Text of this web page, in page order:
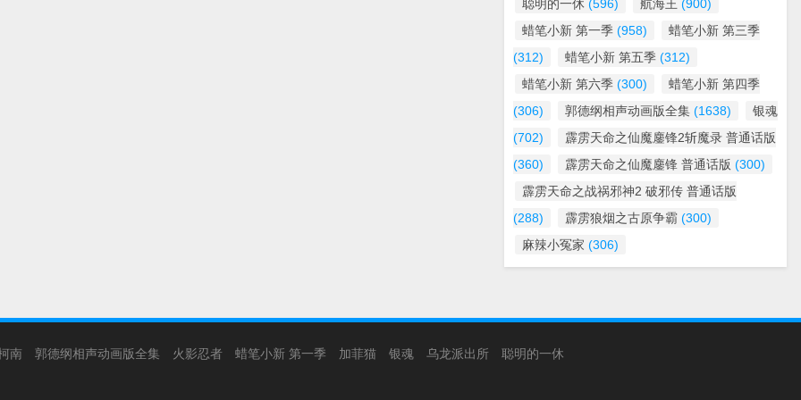
聪明的一休 (596) 航海王 (900)
蜡笔小新 第一季 (958)
蜡笔小新 第三季
(312)
蜡笔小新 第五季 (312)
蜡笔小新 第六季 (300)
蜡笔小新 第四季
(306)
郭德纲相声动画版全集 (1638)
银魂
(702)
霹雳天命之仙魔鏖锋2斩魔录 普通话版
(360)
霹雳天命之仙魔鏖锋 普通话版 (300)
霹雳天命之战祸邪神2 破邪传 普通话版
(288)
霹雳狼烟之古原争霸 (300)
麻辣小冤家 (306)
南 郭德纲相声动画版全集 火影忍者 蜡笔小新 第一季 加菲猫 银魂 乌龙派出所 聪明的一休